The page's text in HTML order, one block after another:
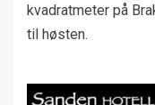
kvadratmeter på
til høsten.